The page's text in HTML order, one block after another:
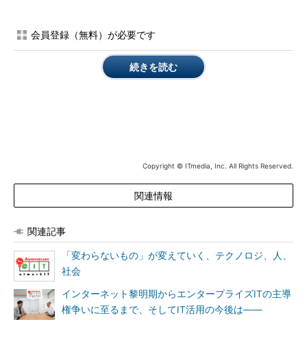
ハウを提供し続けてきました。情報の見せ方も時代に合わせ、サ
立てることで、それぞれが独立した小メディアの集合体として＠
ITを運営してきました。
オンプレミスを含めた、サーバ、ストレージ、ネットワークな
どインフラ系技術を「クラウド」、デジタルビジネス関連の技術
を「AI IoT」、SoE領域の開発・運用関連の技術・ノウハウを
ティ関連技術・ノウハウを「セキュリティ」、そしてビジネスの
キルセット、キャリアパスも変容しつつあるエンジニアの「キャ
リア＆スキル」、計5つの新たな枠組みをもって、皆様の情報ニ
ーズに応えていきたい考えです（注）。
会員登録（無料）が必要です
続きを読む
Copyright © ITmedia, Inc. All Rights Reserved.
関連情報
関連記事
「変わらないもの」が変えていく、テクノロジ、人、
社会
インターネット黎明期からエンタープライズITの主導
権争いに至るまで、そしてIT活用の今後は――